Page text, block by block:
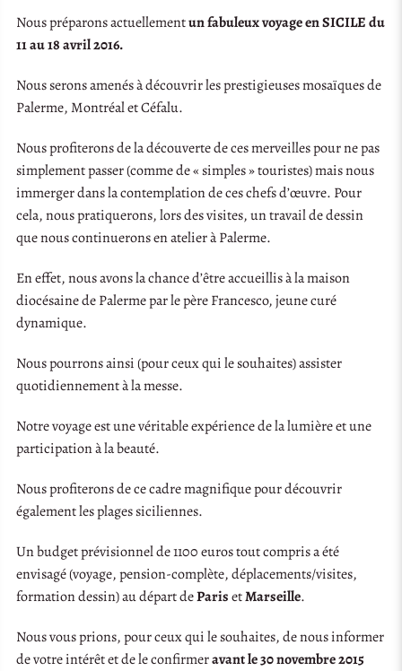
Nous préparons actuellementun fabuleux voyage en SICILE du
11 au 18 avril 2016.
Nous serons amenés à découvrir les prestigieuses mosaïques de
Palerme, Montréal et Céfalu.
Nous profiterons de la découverte de ces merveilles pour ne pas
simplement passer (comme de « simples » touristes) mais nous
immerger dans la contemplation de ces chefs d’œuvre. Pour
cela, nous pratiquerons, lors des visites, un travail de dessin
que nous continuerons en atelier à Palerme.
En effet, nous avons la chance d’être accueillis à la maison
diocésaine de Palerme par le père Francesco, jeune curé
dynamique.
Nous pourrons ainsi (pour ceux qui le souhaites) assister
quotidiennement à la messe.
Notre voyage est une véritable expérience de la lumière et une
participation à la beauté.
Nous profiterons de ce cadre magnifique pour découvrir
également les plages siciliennes.
Un budget prévisionnel de 1100 euros tout compris a été
envisagé (voyage, pension-complète, déplacements/visites,
formation dessin) au départ deParisetMarseille.
Nous vous prions, pour ceux qui le souhaites, de nous informer
de votre intérêt et de le confirmeravant le 30 novembre 2015